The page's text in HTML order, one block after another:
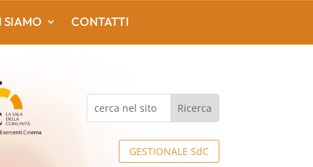
GESTIONALE SdC
SIAMO CONTATTI